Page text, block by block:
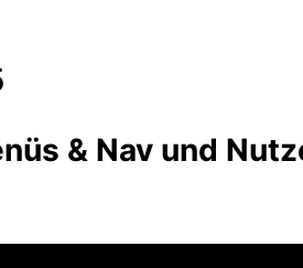
& Nav und